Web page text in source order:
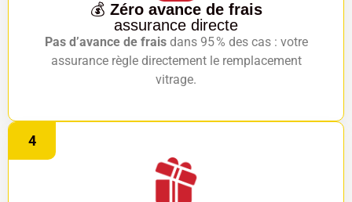
💰 Zéro avance de frais
assurance directe
Pas d’avance de fraisdans 95 % des cas : votre
assurance règle directement le remplacement
vitrage.
4